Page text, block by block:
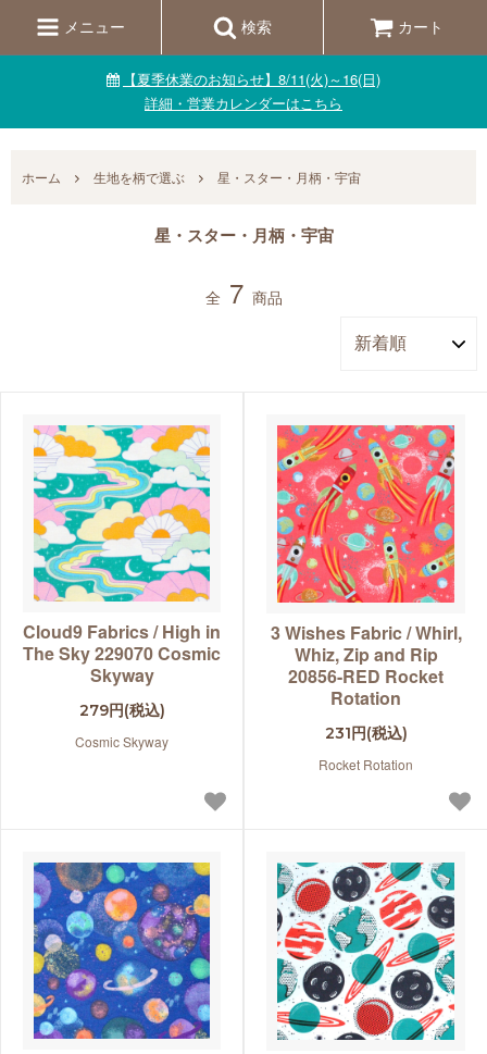
メニュー 検索 カート
【夏季休業のお知らせ】8/11(火)～16(日)
詳細・営業カレンダーはこちら
ホーム 生地を柄で選ぶ 星・スター・月柄・宇宙
星・スター・月柄・宇宙
全 7 商品
Cloud9 Fabrics / High in
The Sky 229070 Cosmic
Skyway
279円(税込)
Cosmic Skyway
3 Wishes Fabric / Whirl,
Whiz, Zip and Rip
20856-RED Rocket
Rotation
231円(税込)
Rocket Rotation